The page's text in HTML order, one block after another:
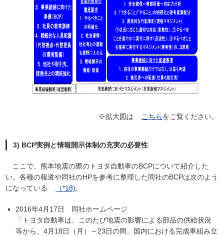
※拡大図は こちらをご覧ください。
3) BCP実例と情報開示体制の充実の必要性
ここで、熊本地震の際のトヨタ自動車のBCPについて紹介した
い。各種の報道や同社のHPを参考に整理した同社のBCPは次のよう
になっている
（*18)。
2016年4月17日 同社ホームページ
「トヨタ自動車は、このたび地震の影響による部品の供給状況
等から、4月18日（月）～23日の間、国内における完成車組み立